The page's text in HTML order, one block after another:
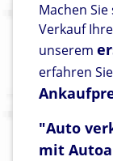
Machen
Verkauf
unserem
erfahren
"Auto
mit